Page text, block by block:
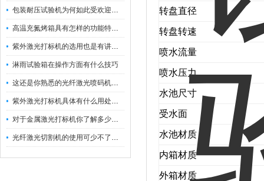
包装耐压试验机为何如此受欢迎呢？
高温充氮烤箱具有怎样的功能特点呢？
紫外激光打标机的选用也是有讲究的
淋雨试验箱在操作方面有什么技巧
这还是你熟悉的光纤激光喷码机吗？
紫外激光打标机具体有什么用处呢？
对于金属激光打标机你了解多少呢？
光纤激光切割机的使用可少不了以下步骤
转盘直径
转盘转速
喷水流量
喷水压力
水池尺寸
受水面
水池材质
内箱材质
外箱材质